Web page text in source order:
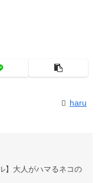
haru
】大人がハマるネコの